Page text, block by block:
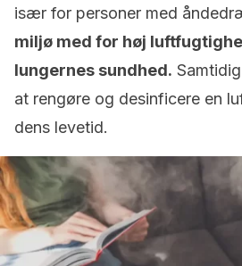
især for personer med
miljø med for høj
lungernes sundhed.
at rengøre og desinficere en
dens levetid.